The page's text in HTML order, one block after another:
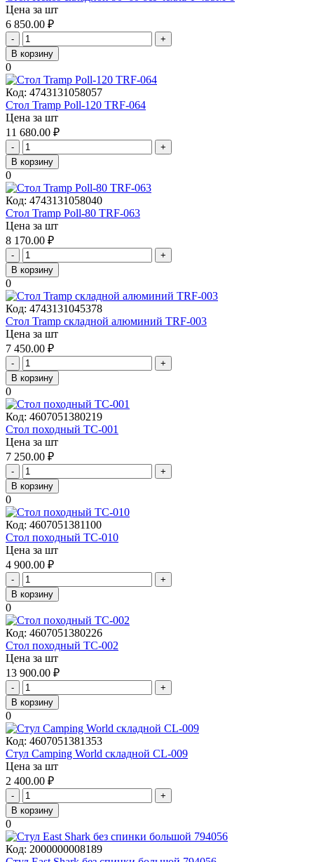
Цена за шт
6 850.00 ₽
-
+
В корзину
0
Код: 4743131058057
Стол Tramp Poll-120 TRF-064
Цена за шт
11 680.00 ₽
-
+
В корзину
0
Код: 4743131058040
Стол Tramp Poll-80 TRF-063
Цена за шт
8 170.00 ₽
-
+
В корзину
0
Код: 4743131045378
Стол Tramp складной алюминий TRF-003
Цена за шт
7 450.00 ₽
-
+
В корзину
0
Код: 4607051380219
Стол походный TC-001
Цена за шт
7 250.00 ₽
-
+
В корзину
0
Код: 4607051381100
Стол походный TC-010
Цена за шт
4 900.00 ₽
-
+
В корзину
0
Код: 4607051380226
Стол походный ТС-002
Цена за шт
13 900.00 ₽
-
+
В корзину
0
Код: 4607051381353
Стул Camping World складной CL-009
Цена за шт
2 400.00 ₽
-
+
В корзину
0
Код: 2000000008189